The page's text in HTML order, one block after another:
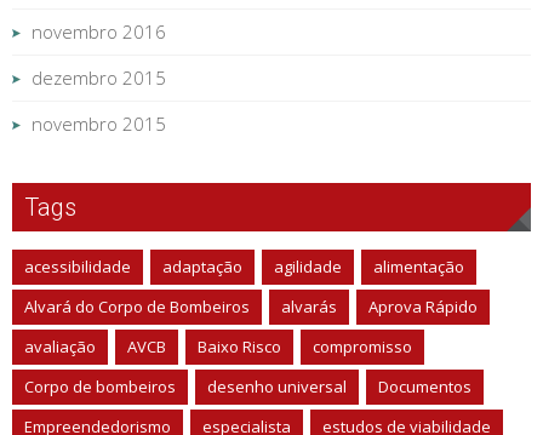
novembro 2016
dezembro 2015
novembro 2015
Tags
acessibilidade adaptação agilidade
alimentação
Alvará do Corpo de Bombeiros
alvarás
Aprova Rápido
avaliação
AVCB Baixo Risco
compromisso
Corpo de bombeiros
desenho universal
Documentos
Empreendedorismo
especialista
estudos de viabilidade